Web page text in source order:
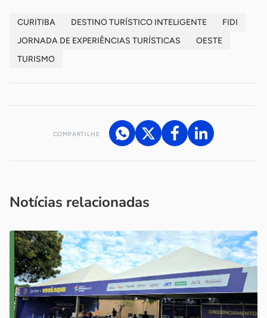
CURITIBA DESTINO TURÍSTICO INTELIGENTE
FIDI
JORNADA DE EXPERIÊNCIAS TURÍSTICAS
OESTE
TURISMO
COMPARTILHE
Notícias relacionadas